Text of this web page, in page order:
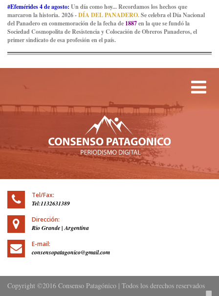
#Efemérides 4 de agosto: Un día como hoy... Recordamos los hechos que
marcaron la historia. 2026 -DÍA DEL PANADERO.Se celebra el Día Nacional
del Panadero en conmemoración de la fecha de 1887en la que se fundó la
Sociedad Cosmopolita de Resistencia y Colocación de Obreros Panaderos, el
primer sindicato de esa profesión en el país.
Tel/Fax:
Tel:1132631389
Dirección:
Rio Grande | Argentina
E-mail:
consensopatagonico@gmail.com
Copyright ©2016 Consenso Patagónico | Todos los derechos reservados